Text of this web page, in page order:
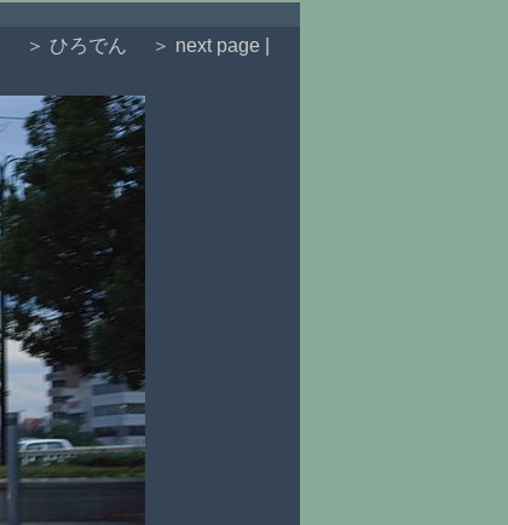
＞ ひろでん ＞ next page |